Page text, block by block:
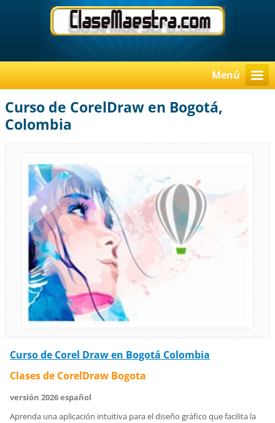
Menú
Curso de CorelDraw en Bogotá,
Colombia
Curso de Corel Draw en Bogotá Colombia
Clases de CorelDraw Bogota
versión 2026 español
Aprenda una aplicación intuitiva para el diseño gráfico que facilita la